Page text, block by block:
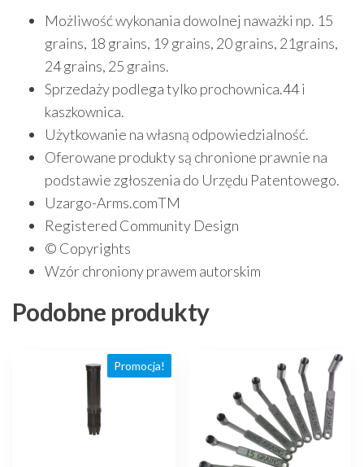
Możliwość wykonania dowolnej naważki np. 15
grains, 18 grains, 19 grains, 20 grains, 21grains,
24 grains, 25 grains.
Sprzedaży podlega tylko prochownica.44 i
kaszkownica.
Użytkowanie na własną odpowiedzialność.
Oferowane produkty są chronione prawnie na
podstawie zgłoszenia do Urzędu Patentowego.
Uzargo-Arms.comTM
Registered Community Design
© Copyrights
Wzór chroniony prawem autorskim
Podobne produkty
Promocja!